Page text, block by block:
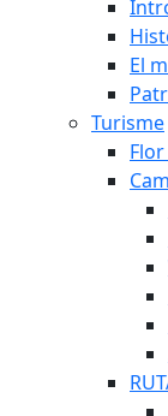
El
Turisme